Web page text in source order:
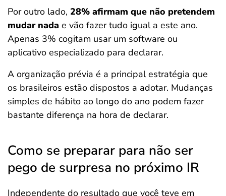
Por outro lado, 28% afirmam que não pretendem
mudar nada e vão fazer tudo igual a este ano.
Apenas 3% cogitam usar um software ou
aplicativo especializado para declarar.
A organização prévia é a principal estratégia que
os brasileiros estão dispostos a adotar. Mudanças
simples de hábito ao longo do ano podem fazer
bastante diferença na hora de declarar.
Como se preparar para não ser
pego de surpresa no próximo IR
Independente do resultado que você teve em